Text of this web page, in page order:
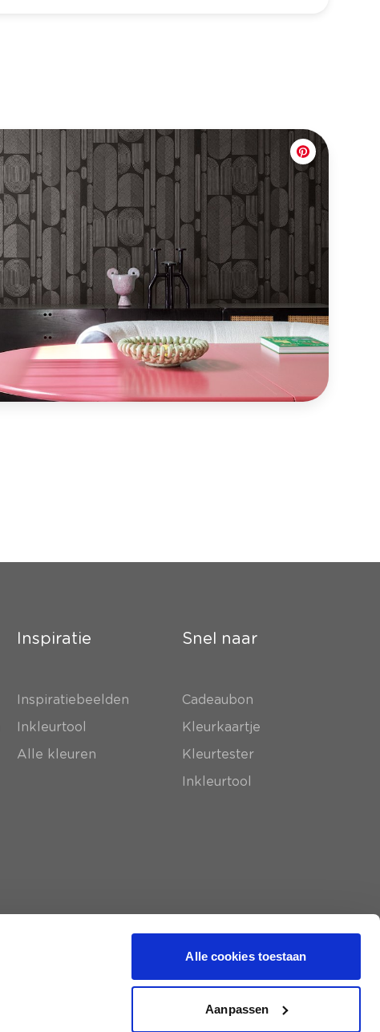
Alle cookies toestaan
Aanpassen
Inspiratie
Inspiratiebeelden
Inkleurtool
Alle kleuren
Snel naar
Cadeaubon
Kleurkaartje
Kleurtester
Inkleurtool